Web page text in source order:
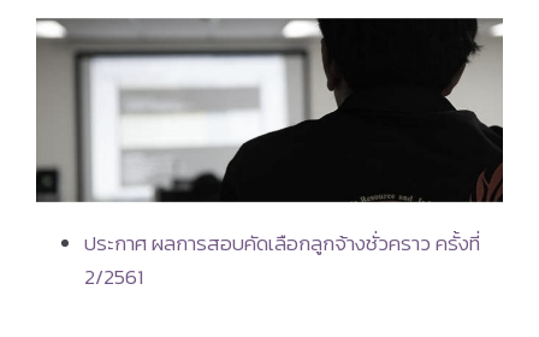
ประกาศ ผลการสอบคัดเลือกลูกจ้างชั่วคราว ครั้งที่
2/2561